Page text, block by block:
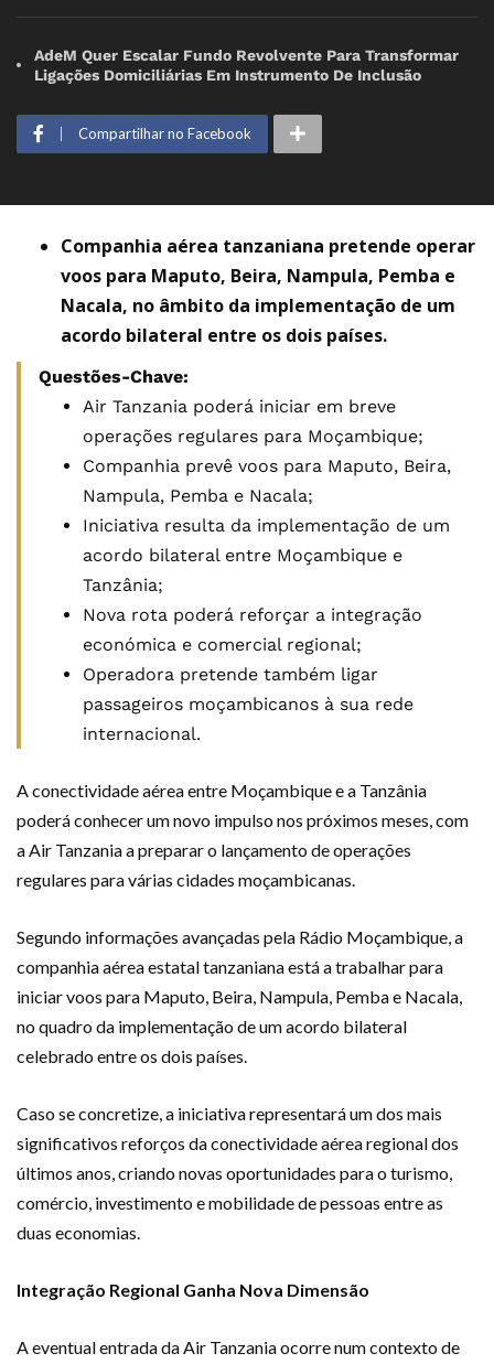
AdeM Quer Escalar Fundo Revolvente Para Transformar
Ligações Domiciliárias Em Instrumento De Inclusão
Compartilhar no Facebook
Companhia aérea tanzaniana pretende operar
voos para Maputo, Beira, Nampula, Pemba e
Nacala, no âmbito da implementação de um
acordo bilateral entre os dois países.
Questões-Chave:
Air Tanzania poderá iniciar em breve
operações regulares para Moçambique;
Companhia prevê voos para Maputo, Beira,
Nampula, Pemba e Nacala;
Iniciativa resulta da implementação de um
acordo bilateral entre Moçambique e
Tanzânia;
Nova rota poderá reforçar a integração
económica e comercial regional;
Operadora pretende também ligar
passageiros moçambicanos à sua rede
internacional.
A conectividade aérea entre Moçambique e a Tanzânia
poderá conhecer um novo impulso nos próximos meses, com
a Air Tanzania a preparar o lançamento de operações
regulares para várias cidades moçambicanas.
Segundo informações avançadas pela Rádio Moçambique, a
companhia aérea estatal tanzaniana está a trabalhar para
iniciar voos para Maputo, Beira, Nampula, Pemba e Nacala,
no quadro da implementação de um acordo bilateral
celebrado entre os dois países.
Caso se concretize, a iniciativa representará um dos mais
significativos reforços da conectividade aérea regional dos
últimos anos, criando novas oportunidades para o turismo,
comércio, investimento e mobilidade de pessoas entre as
duas economias.
Integração Regional Ganha Nova Dimensão
A eventual entrada da Air Tanzania ocorre num contexto de